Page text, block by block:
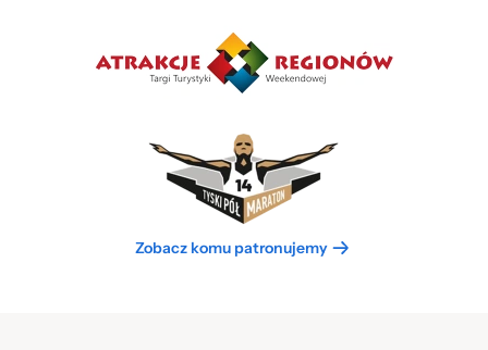
Zobacz komu patronujemy